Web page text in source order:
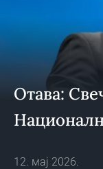
Отава:
12. мај 2026.